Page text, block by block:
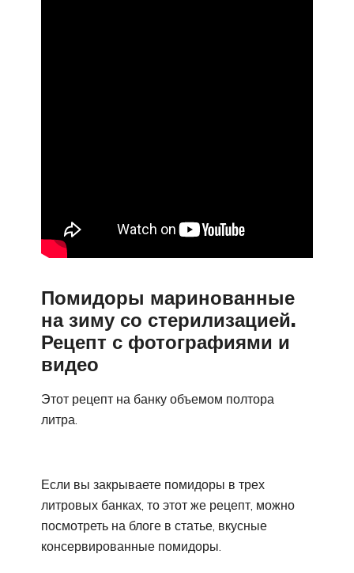
Помидоры маринованные
на зиму со стерилизацией.
Рецепт с фотографиями и
видео
Этот рецепт на банку объемом полтора
литра.
Если вы закрываете помидоры в трех
литровых банках, то этот же рецепт, можно
посмотреть на блоге в статье, вкусные
консервированные помидоры.